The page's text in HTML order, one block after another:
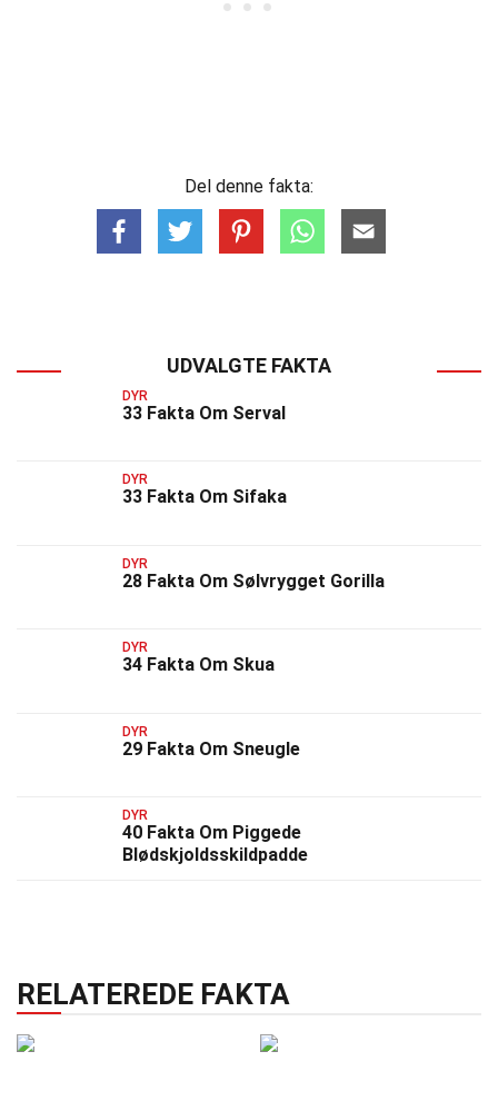
Del denne fakta:
UDVALGTE FAKTA
DYR
33 Fakta Om Serval
DYR
33 Fakta Om Sifaka
DYR
28 Fakta Om Sølvrygget Gorilla
DYR
34 Fakta Om Skua
DYR
29 Fakta Om Sneugle
DYR
40 Fakta Om Piggede
Blødskjoldsskildpadde
RELATEREDE FAKTA